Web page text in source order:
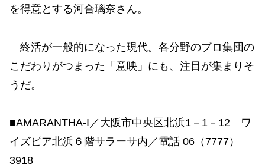
を得意とする河合璃奈さん。
終活が一般的になった現代。各分野のプロ集団の
こだわりがつまった「意映」にも、注目が集まりそ
うだ。
■AMARANTHA-I／大阪市中央区北浜1－1－12 ワ
イズピア北浜６階サラーサ内／電話 06（7777）
3918